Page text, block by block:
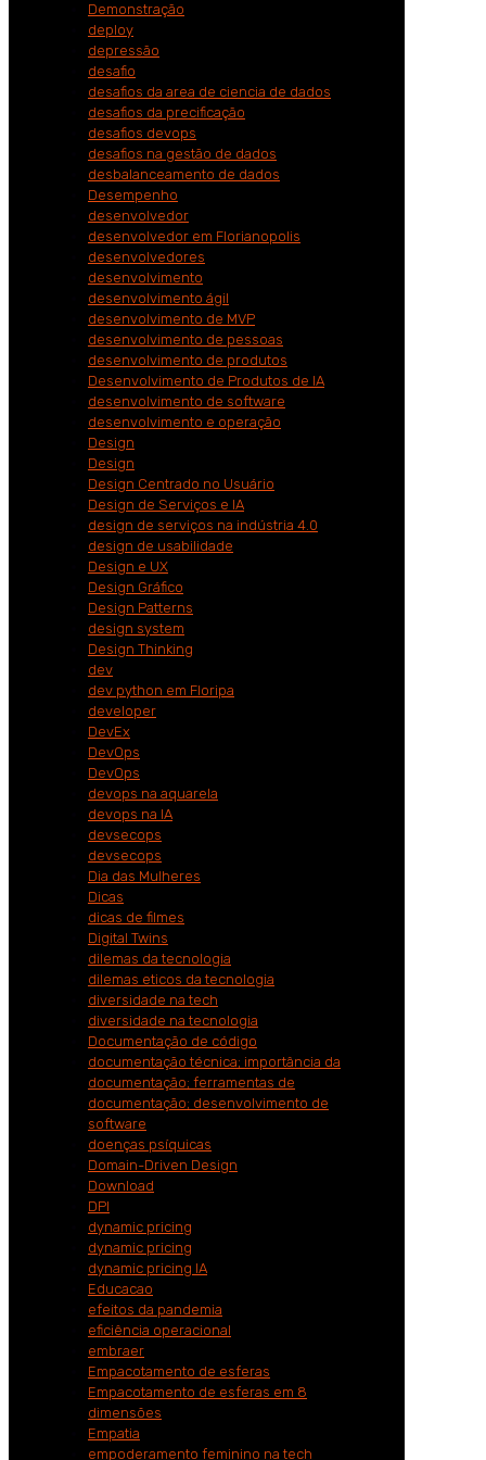
Demonstração
deploy
depressão
desafio
desafios da area de ciencia de dados
desafios da precificação
desafios devops
desafios na gestão de dados
desbalanceamento de dados
Desempenho
desenvolvedor
desenvolvedor em Florianopolis
desenvolvedores
desenvolvimento
desenvolvimento ágil
desenvolvimento de MVP
desenvolvimento de pessoas
desenvolvimento de produtos
Desenvolvimento de Produtos de IA
desenvolvimento de software
desenvolvimento e operação
Design
Design
Design Centrado no Usuário
Design de Serviços e IA
design de serviços na indústria 4.0
design de usabilidade
Design e UX
Design Gráfico
Design Patterns
design system
Design Thinking
dev
dev python em Floripa
developer
DevEx
DevOps
DevOps
devops na aquarela
devops na IA
devsecops
devsecops
Dia das Mulheres
Dicas
dicas de filmes
Digital Twins
dilemas da tecnologia
dilemas eticos da tecnologia
diversidade na tech
diversidade na tecnologia
Documentação de código
documentação técnica; importância da
documentação; ferramentas de
documentação; desenvolvimento de
software
doenças psíquicas
Domain-Driven Design
Download
DPI
dynamic pricing
dynamic pricing
dynamic pricing IA
Educacao
efeitos da pandemia
eficiência operacional
embraer
Empacotamento de esferas
Empacotamento de esferas em 8
dimensões
Empatia
empoderamento feminino na tech